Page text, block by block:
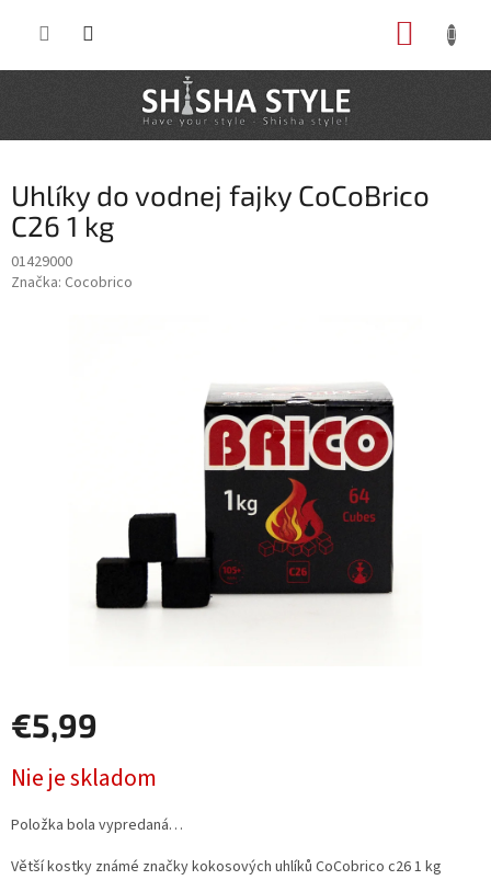
Uhlíky do vodnej fajky CoCoBrico
C26 1 kg
01429000
Značka: Cocobrico
€5,99
cena:
Nie je skladom
Položka bola vypredaná…
Větší kostky známé značky kokosových uhlíků CoCobrico c26 1 kg